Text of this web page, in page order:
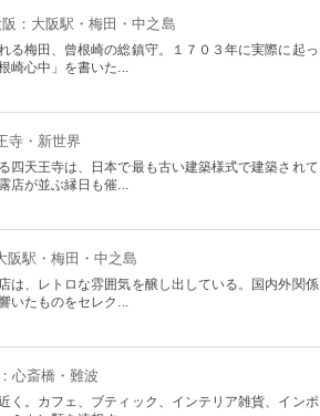
：大阪駅・梅田・中之島
る梅田、曾根崎の総鎮守。１７０３年に実際に起
崎心中」を書いた...
寺・新世界
四天王寺は、日本で最も古い建築様式で建築され
店が並ぶ縁日も催...
阪駅・梅田・中之島
は、レトロな雰囲気を醸し出している。国内外関
いたものをセレク...
心斎橋・難波
く。カフェ、ブティック、インテリア雑貨、イン